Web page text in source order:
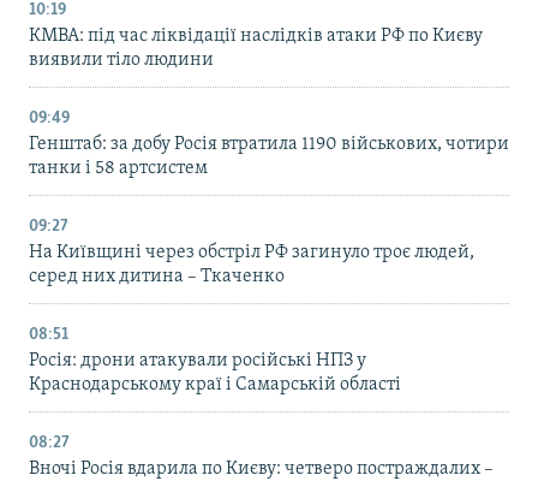
10:19
КМВА: під час ліквідації наслідків атаки РФ по Києву
виявили тіло людини
09:49
Генштаб: за добу Росія втратила 1190 військових, чотири
танки і 58 артсистем
09:27
На Київщині через обстріл РФ загинуло троє людей,
серед них дитина – Ткаченко
08:51
Росія: дрони атакували російські НПЗ у
Краснодарському краї і Самарській області
08:27
Вночі Росія вдарила по Києву: четверо постраждалих –